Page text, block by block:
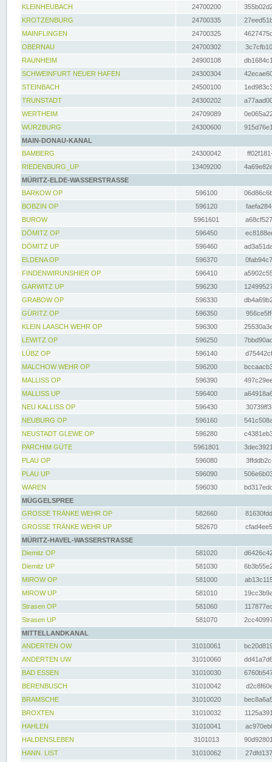
KLEINHEUBACH 24700200
KROTZENBURG
24700335
MAINFLINGEN
24700325
OBERNAU
24700302
RAUNHEIM
24900108
SCHWEINFURT NEUER HAFEN
24300304
STEINBACH
24500100
TRUNSTADT
24300202
WERTHEIM
24709089
WÜRZBURG
24300600
MAIN-DONAU-KANAL
BAMBERG
24300042
RIEDENBURG_UP
13409200
MÜRITZ-ELDE-WASSERSTRASSE
BARKOW OP
596100
BOBZIN OP
596120
BUROW
5961601
DÖMITZ OP
596450
DÖMITZ UP
596460
ELDENA OP
596370
FINDENWIRUNSHIER OP
596410
GARWITZ UP
596230
GRABOW OP
596330
GÜRITZ OP
596350
KLEIN LAASCH WEHR OP
596300
LEWITZ OP
596250
LÜBZ OP
596140
MALCHOW WEHR OP
596200
MALLISS OP
596390
MALLISS UP
596400
NEU KALLISS OP
596430
NEUBURG OP
596160
NEUSTADT GLEWE OP
596280
PARCHIM GÜTE
5961801
PLAU OP
596080
PLAU UP
596090
WAREN
596030
MÜGGELSPREE
GROSSE TRÄNKE WEHR OP
582660
GROSSE TRÄNKE WEHR UP
582670
MÜRITZ-HAVEL-WASSERSTRASSE
Diemitz OP
581020
Diemitz UP
581030
MIROW OP
581000
MIROW UP
581010
Strasen OP
581060
Strasen UP
581070
MITTELLANDKANAL
ANDERTEN OW
31010061
ANDERTEN UW
31010060
BAD ESSEN
31010030
BERENBUSCH
31010042
BRAMSCHE
31010020
BROXTEN
31010032
HAHLEN
31010041
HALDENSLEBEN
3101013
HANN. LIST
31010062